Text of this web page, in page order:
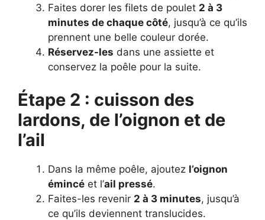
Faites dorer les filets de poulet 2 à 3
minutes de chaque côté, jusqu’à ce qu’ils
prennent une belle couleur dorée.
Réservez-les dans une assiette et
conservez la poêle pour la suite.
Étape 2 : cuisson des
lardons, de l’oignon et de
l’ail
Dans la même poêle, ajoutez l’oignon
émincé et l’ail pressé.
Faites-les revenir 2 à 3 minutes, jusqu’à
ce qu’ils deviennent translucides.